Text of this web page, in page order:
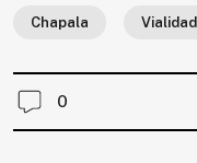
actualidad
únete
a
Chapala Vialidad
0